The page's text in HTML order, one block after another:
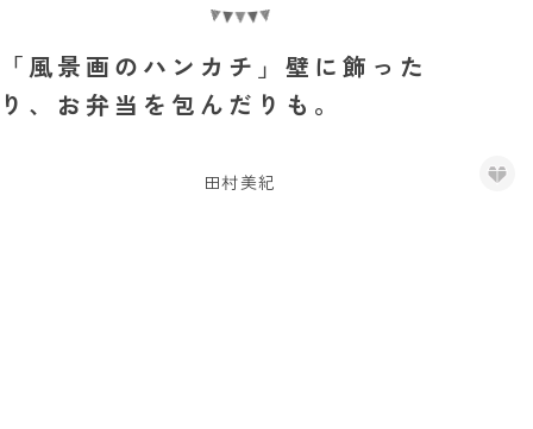
「風景画のハンカチ」壁に飾った
り、お弁当を包んだりも。
田村美紀